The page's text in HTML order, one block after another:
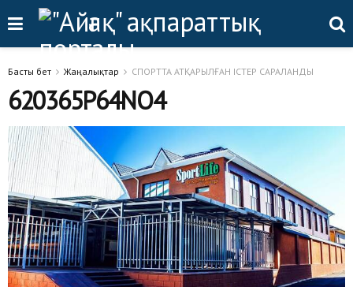
Басты бет Жаңалықтар СПОРТТА АТҚАРЫЛҒАН ІСТЕР САРАЛАНДЫ
620365P64NO4